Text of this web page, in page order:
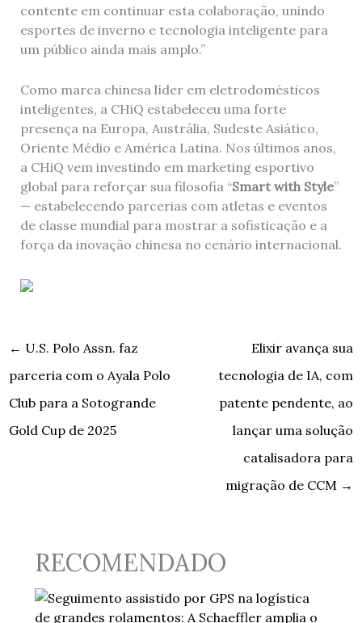
contente em continuar esta colaboração, unindo
esportes de inverno e tecnologia inteligente para
um público ainda mais amplo.”
Como marca chinesa líder em eletrodomésticos
inteligentes, a CHiQ estabeleceu uma forte
presença na Europa, Austrália, Sudeste Asiático,
Oriente Médio e América Latina. Nos últimos anos,
a CHiQ vem investindo em marketing esportivo
global para reforçar sua filosofia “Smart with Style”
— estabelecendo parcerias com atletas e eventos
de classe mundial para mostrar a sofisticação e a
força da inovação chinesa no cenário internacional.
← U.S. Polo Assn. faz
parceria com o Ayala Polo
Club para a Sotogrande
Gold Cup de 2025
Elixir avança sua
tecnologia de IA, com
patente pendente, ao
lançar uma solução
catalisadora para
migração de CCM →
RECOMENDADO